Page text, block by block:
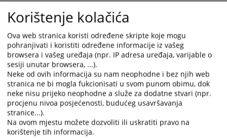
Korištenje kolačića
Ova web stranica koristi određene skripte koje mogu
pohranjivati i koristiti određene informacije iz vašeg
browsera i vašeg uređaja (npr. IP adresa uređaja, varijable o
sesiji unutar browsera, ...).
Neke od ovih informacija su nam neophodne i bez njih web
stranica ne bi mogla fukcionisati u svom punom obimu, dok
neke nisu prijeko neophodne a služe za dodatne stvari (npr.
procjenu nivoa posjećenosti, budućeg usavršavanja
stranice...).
Na ovom mjestu možete dozvoliti ili uskratiti pravo na
korištenje tih informacija.